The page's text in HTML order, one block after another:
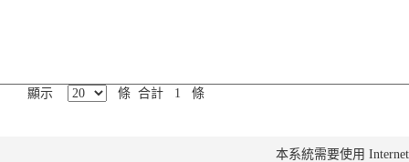
顯示 條 合計 1 條
本系統需要使用